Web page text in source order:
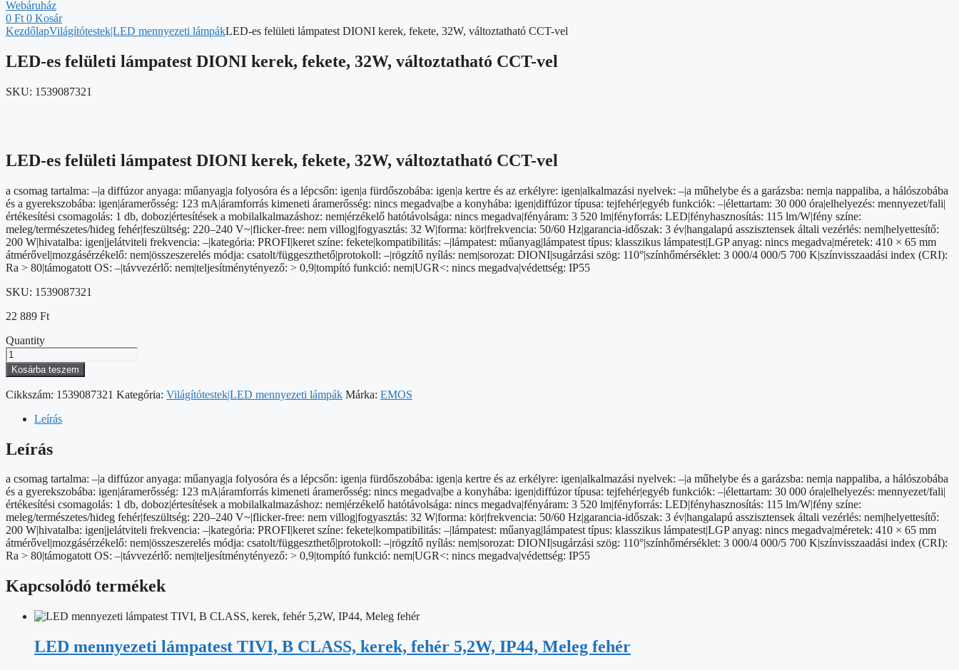
Webáruház
0 Ft 0 Kosár
KezdőlapVilágítótestek|LED mennyezeti lámpákLED-es felületi lámpatest DIONI kerek, fekete, 32W, változtatható CCT-vel
LED-es felületi lámpatest DIONI kerek, fekete, 32W, változtatható CCT-vel
SKU: 1539087321
LED-es felületi lámpatest DIONI kerek, fekete, 32W, változtatható CCT-vel
a csomag tartalma: –|a diffúzor anyaga: műanyag|a folyosóra és a lépcsőn: igen|a fürdőszobába: igen|a kertre és az erkélyre: igen|alkalmazási nyelvek: –|a műhelybe és a garázsba: nem|a nappaliba, a hálószobába
és a gyerekszobába: igen|áramerősség: 123 mA|áramforrás kimeneti áramerősség: nincs megadva|be a konyhába: igen|diffúzor típusa: tejfehér|egyéb funkciók: –|élettartam: 30 000 óra|elhelyezés: mennyezet/fali|
értékesítési csomagolás: 1 db, doboz|értesítések a mobilalkalmazáshoz: nem|érzékelő hatótávolsága: nincs megadva|fényáram: 3 520 lm|fényforrás: LED|fényhasznosítás: 115 lm/W|fény színe:
meleg/természetes/hideg fehér|feszültség: 220–240 V~|flicker-free: nem villog|fogyasztás: 32 W|forma: kör|frekvencia: 50/60 Hz|garancia-időszak: 3 év|hangalapú asszisztensek általi vezérlés: nem|helyettesítő:
200 W|hivatalba: igen|jelátviteli frekvencia: –|kategória: PROFI|keret színe: fekete|kompatibilitás: –|lámpatest: műanyag|lámpatest típus: klasszikus lámpatest|LGP anyag: nincs megadva|méretek: 410 × 65 mm
átmérővel|mozgásérzékelő: nem|összeszerelés módja: csatolt/függeszthető|protokoll: –|rögzítő nyílás: nem|sorozat: DIONI|sugárzási szög: 110°|színhőmérséklet: 3 000/4 000/5 700 K|színvisszaadási index (CRI):
Ra > 80|támogatott OS: –|távvezérlő: nem|teljesítménytényező: > 0,9|tompító funkció: nem|UGR<: nincs megadva|védettség: IP55
SKU: 1539087321
22 889 Ft
Quantity
LED-
es
felületi
lámpatest
kerek,
32W,
változtatható
vel
mennyiség
Kosárba teszem
Cikkszám: 1539087321 Kategória: Világítótestek|LED mennyezeti lámpák Márka: EMOS
Leírás
Leírás
a csomag tartalma: –|a diffúzor anyaga: műanyag|a folyosóra és a lépcsőn: igen|a fürdőszobába: igen|a kertre és az erkélyre: igen|alkalmazási nyelvek: –|a műhelybe és a garázsba: nem|a nappaliba, a hálószobába
és a gyerekszobába: igen|áramerősség: 123 mA|áramforrás kimeneti áramerősség: nincs megadva|be a konyhába: igen|diffúzor típusa: tejfehér|egyéb funkciók: –|élettartam: 30 000 óra|elhelyezés: mennyezet/fali|
értékesítési csomagolás: 1 db, doboz|értesítések a mobilalkalmazáshoz: nem|érzékelő hatótávolsága: nincs megadva|fényáram: 3 520 lm|fényforrás: LED|fényhasznosítás: 115 lm/W|fény színe:
meleg/természetes/hideg fehér|feszültség: 220–240 V~|flicker-free: nem villog|fogyasztás: 32 W|forma: kör|frekvencia: 50/60 Hz|garancia-időszak: 3 év|hangalapú asszisztensek általi vezérlés: nem|helyettesítő:
200 W|hivatalba: igen|jelátviteli frekvencia: –|kategória: PROFI|keret színe: fekete|kompatibilitás: –|lámpatest: műanyag|lámpatest típus: klasszikus lámpatest|LGP anyag: nincs megadva|méretek: 410 × 65 mm
átmérővel|mozgásérzékelő: nem|összeszerelés módja: csatolt/függeszthető|protokoll: –|rögzítő nyílás: nem|sorozat: DIONI|sugárzási szög: 110°|színhőmérséklet: 3 000/4 000/5 700 K|színvisszaadási index (CRI):
Ra > 80|támogatott OS: –|távvezérlő: nem|teljesítménytényező: > 0,9|tompító funkció: nem|UGR<: nincs megadva|védettség: IP55
Kapcsolódó termékek
LED mennyezeti lámpatest TIVI, B CLASS, kerek, fehér 5,2W, IP44, Meleg fehér